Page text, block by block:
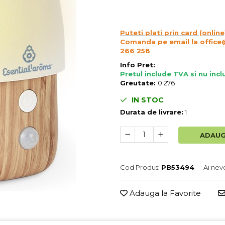
Puteti plati prin card
Comanda pe email la
266 258
Info Pret:
Pretul include TVA si nu
Greutate: 0.276
IN STOC
Durata de livrare:1
Cod Produs: PB53494 Ai
Adauga la Favorite